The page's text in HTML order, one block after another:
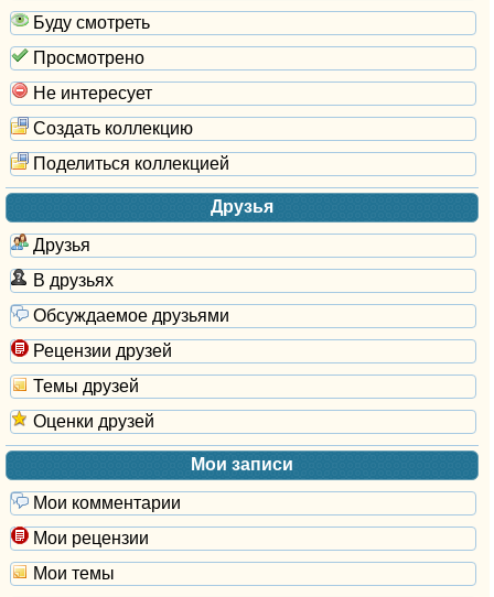
Буду смотреть
Просмотрено
Не интересует
Создать коллекцию
Поделиться коллекцией
Друзья
Друзья
В друзьях
Обсуждаемое друзьями
Рецензии друзей
Темы друзей
Оценки друзей
Мои записи
Мои комментарии
Мои рецензии
Мои темы